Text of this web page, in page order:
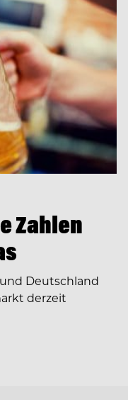
Zahlen
Deutschland
derzeit